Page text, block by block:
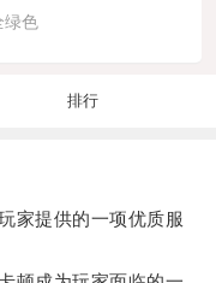
绿色
排行
提供的一项优质服